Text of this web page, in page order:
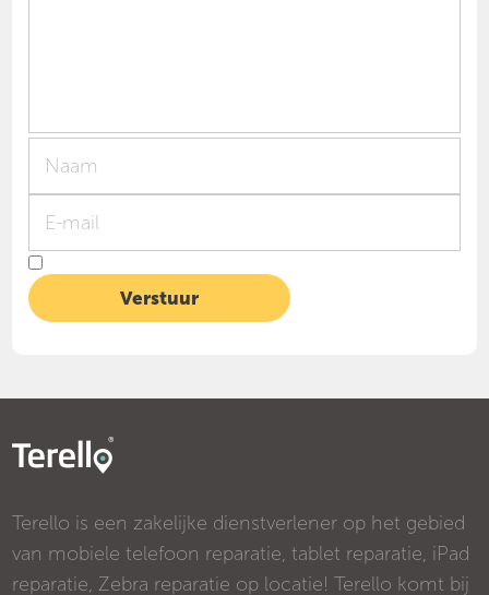
Terello is een zakelijke dienstverlener op het gebied
van mobiele telefoon reparatie, tablet reparatie, iPad
reparatie, Zebra reparatie op locatie! Terello komt bij